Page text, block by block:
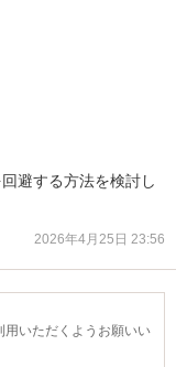
避する方法を検討し
2026年4月25日 23:56
用いただくようお願いい